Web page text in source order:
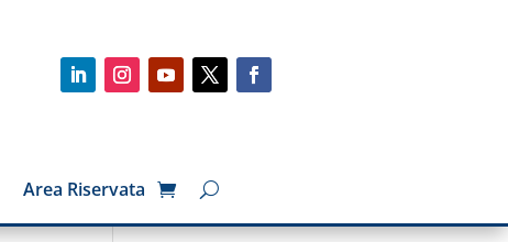
Area Riservata